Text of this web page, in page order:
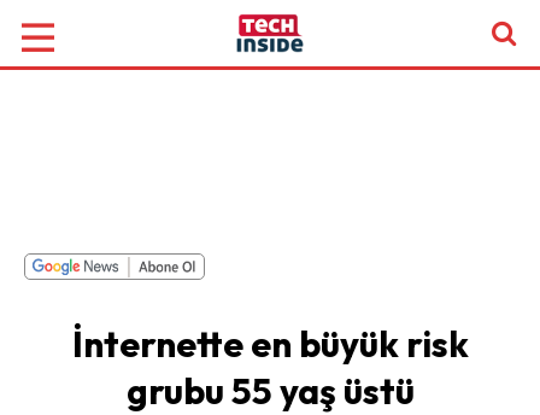
İnternette en büyük risk
grubu 55 yaş üstü